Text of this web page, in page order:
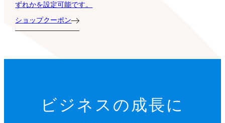
ずれかを設定可能です。
ショップクーポン
ビジネスの成長に